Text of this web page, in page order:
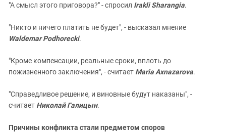
"А смысл этого приговора?" - спросил Irakli Sharangia.
"Никто и ничего платить не будет", - высказал мнение
Waldemar Podhorecki.
"Кроме компенсации, реальные сроки, вплоть до
пожизненного заключения", - считает Maria Axnazarova.
"Справедливое решение, и виновные будут наказаны", -
считает Николай Галицын.
Причины конфликта стали предметом споров